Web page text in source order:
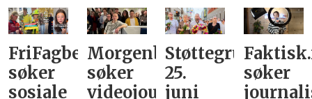
FriFagbevegelse
søker
sosiale
Morgenbladet
søker
videojournalist/podkast-
Støttegruppa
25.
juni
søker